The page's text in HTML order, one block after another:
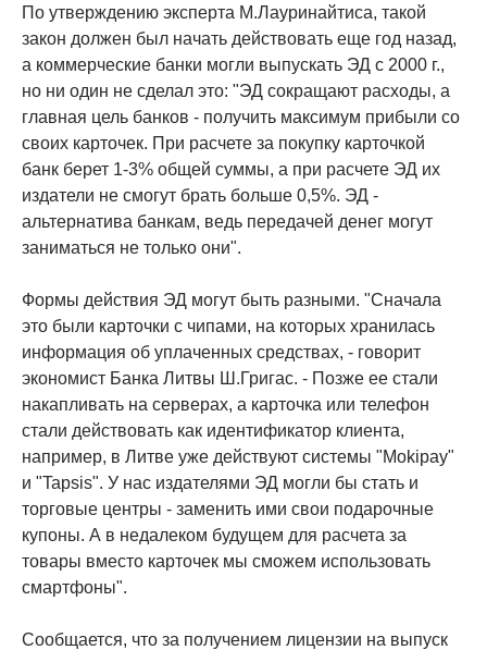
По утверждению эксперта М.Лауринайтиса, такой
закон должен был начать действовать еще год назад,
а коммерческие банки могли выпускать ЭД с 2000 г.,
но ни один не сделал это: "ЭД сокращают расходы, а
главная цель банков - получить максимум прибыли со
своих карточек. При расчете за покупку карточкой
банк берет 1-3% общей суммы, а при расчете ЭД их
издатели не смогут брать больше 0,5%. ЭД -
альтернатива банкам, ведь передачей денег могут
заниматься не только они".
Формы действия ЭД могут быть разными. "Сначала
это были карточки с чипами, на которых хранилась
информация об уплаченных средствах, - говорит
экономист Банка Литвы Ш.Григас. - Позже ее стали
накапливать на серверах, а карточка или телефон
стали действовать как идентификатор клиента,
например, в Литве уже действуют системы "Mokipay"
и "Tapsis". У нас издателями ЭД могли бы стать и
торговые центры - заменить ими свои подарочные
купоны. А в недалеком будущем для расчета за
товары вместо карточек мы сможем использовать
смартфоны".
Сообщается, что за получением лицензии на выпуск